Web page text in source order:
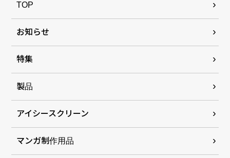
TOP
お知らせ
特集
製品
アイシースクリーン
マンガ制作用品